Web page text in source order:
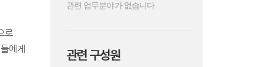
로
에게
관련 업무분야가 없습니다.
관련 구성원